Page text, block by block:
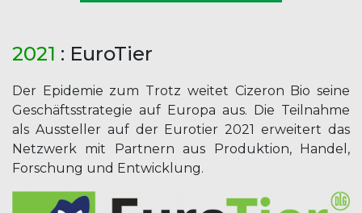
2021 : EuroTier
Der Epidemie zum Trotz weitet Cizeron Bio seine
Geschäftsstrategie auf Europa aus. Die Teilnahme
als Aussteller auf der Eurotier 2021 erweitert das
Netzwerk mit Partnern aus Produktion, Handel,
Forschung und Entwicklung.